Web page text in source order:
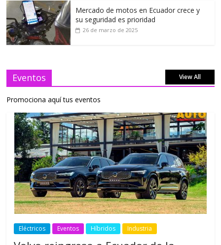
Mercado de motos en Ecuador crece y
su seguridad es prioridad
26 de marzo de 2025
Eventos View All
Promociona aquí tus eventos
Eléctricos Eventos Híbridos Industria